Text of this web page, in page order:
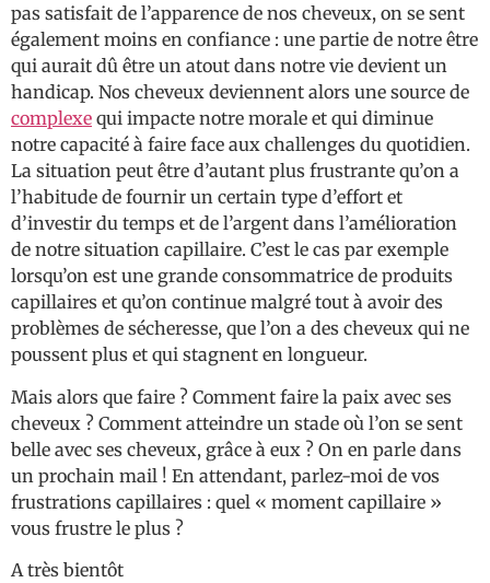
pas satisfait de l’apparence de nos cheveux, on se sent
également moins en confiance : une partie de notre être
qui aurait dû être un atout dans notre vie devient un
handicap. Nos cheveux deviennent alors une source de
complexe qui impacte notre morale et qui diminue
notre capacité à faire face aux challenges du quotidien.
La situation peut être d’autant plus frustrante qu’on a
l’habitude de fournir un certain type d’effort et
d’investir du temps et de l’argent dans l’amélioration
de notre situation capillaire. C’est le cas par exemple
lorsqu’on est une grande consommatrice de produits
capillaires et qu’on continue malgré tout à avoir des
problèmes de sécheresse, que l’on a des cheveux qui ne
poussent plus et qui stagnent en longueur.
Mais alors que faire ? Comment faire la paix avec ses
cheveux ? Comment atteindre un stade où l’on se sent
belle avec ses cheveux, grâce à eux ? On en parle dans
un prochain mail ! En attendant, parlez-moi de vos
frustrations capillaires : quel « moment capillaire »
vous frustre le plus ?
A très bientôt